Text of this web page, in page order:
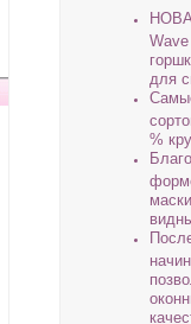
для
%